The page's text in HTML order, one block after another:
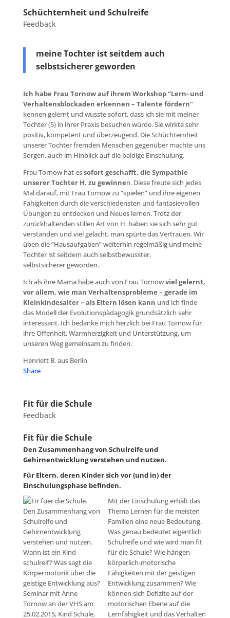
Schüchternheit und Schulreife
Feedback
meine Tochter ist seitdem auch
selbstsicherer geworden
Ich habe Frau Tornow auf ihrem Workshop “Lern- und
Verhaltensblockaden erkennen – Talente fördern”
kennen gelernt und wusste sofort, dass ich sie mit meiner
Tochter (5) in ihrer Praxis besuchen würde. Sie wirkte sehr
positiv, kompetent und überzeugend. Die Schüchternheit
unserer Tochter fremden Menschen gegenüber machte uns
Sorgen, auch im Hinblick auf die baldige Einschulung.
Frau Tornow hat essofort geschafft, die Sympathie
unserer Tochter H. zu gewinnen. Diese freute sich jedes
Mal darauf, mit Frau Tornow zu “spielen” und ihre eigenen
Fähigkeiten durch die verschiedensten und fantasievollen
Übungen zu entdecken und Neues lernen. Trotz der
zurückhaltenden stillen Art von H. haben sie sich sehr gut
verstanden und viel gelacht, man spürte das Vertrauen. Wir
üben die “Hausaufgaben” weiterhin regelmäßig und meine
Tochter ist seitdem auch selbstbewusster,
selbstsicherer geworden.
Ich als ihre Mama habe auch von Frau Tornowviel gelernt,
vor allem, wie man Verhaltensprobleme – gerade im
Kleinkindesalter – als Eltern lösen kann und ich finde
das Modell der Evolutionspädagogik grundsätzlich sehr
interessant. Ich bedanke mich herzlich bei Frau Tornow für
ihre Offenheit, Warmherzigkeit und Unterstützung, um
unseren Weg gemeinsam zu finden.
Henriett B. aus Berlin
Share
Fit für die Schule
Feedback
Fit für die Schule
Den Zusammenhang von Schulreife und
Gehirnentwicklung verstehen und nutzen.
Für Eltern, deren Kinder sich vor (und in) der
Einschulungsphase befinden.
Mit der Einschulung erhält das
Thema Lernen für die meisten
Familien eine neue Bedeutung.
Was genau bedeutet eigentlich
Schulreife und wie wird man fit
für die Schule? Wie hängen
körperlich-motorische
Fähigkeiten mit der geistigen
Entwicklung zusammen? Wie
können sich Defizite auf der
motorischen Ebene auf die
Lernfähigkeit und das Verhalten